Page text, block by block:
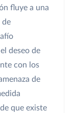
fluye a una
de
deseo de
con los
de
que existe